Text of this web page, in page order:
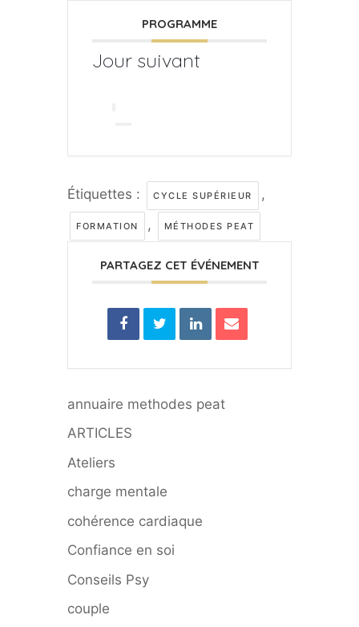
PROGRAMME
Jour suivant
Étiquettes : CYCLE SUPÉRIEUR ,
FORMATION , MÉTHODES PEAT
PARTAGEZ CET ÉVÉNEMENT
annuaire methodes peat
ARTICLES
Ateliers
charge mentale
cohérence cardiaque
Confiance en soi
Conseils Psy
couple